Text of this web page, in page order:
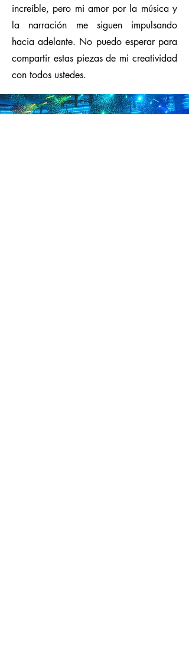
increíble, pero mi amor por la música y
la narración me siguen impulsando
hacia adelante. No puedo esperar para
compartir estas piezas de mi creatividad
con todos ustedes.